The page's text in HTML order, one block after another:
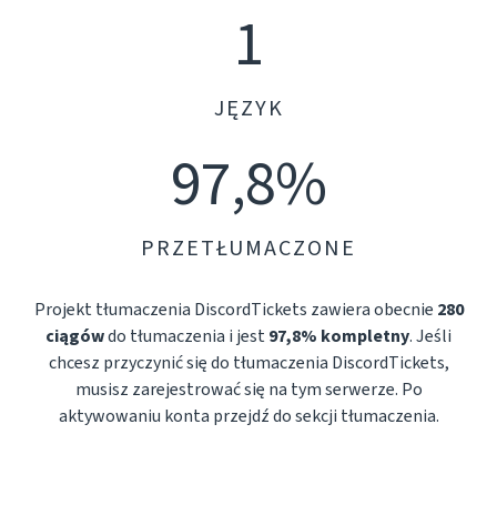
1
JĘZYK
97,8%
PRZETŁUMACZONE
Projekt tłumaczenia DiscordTickets zawiera obecnie 280
ciągówdo tłumaczenia i jest97,8% kompletny. Jeśli
chcesz przyczynić się do tłumaczenia DiscordTickets,
musisz zarejestrować się na tym serwerze. Po
aktywowaniu konta przejdź do sekcji tłumaczenia.